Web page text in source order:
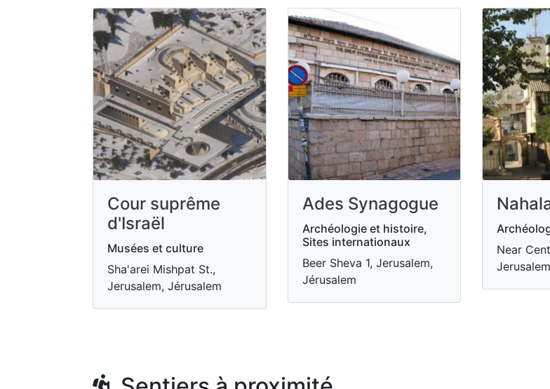
Cour suprême
d'Israël
Musées et culture
Sha'arei Mishpat St.,
Jerusalem, Jérusalem
Ades Synagogue
Archéologie et histoire,
Sites internationaux
Beer Sheva 1, Jerusalem,
Jérusalem
Near